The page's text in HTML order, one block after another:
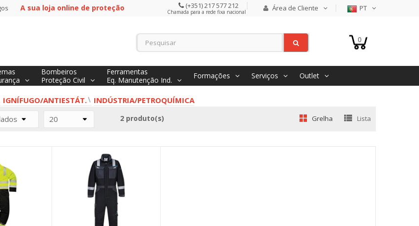
A sua loja online de proteção (+351) 217 577 212
Chamada para a rede fixa nacional Área de Cliente PT
0
Bombeiros
Proteção Civil
Ferramentas
Eq. Manutenção Ind.
Formações Serviços Outlet
IGNÍFUGO/ANTIESTÁT.
INDÚSTRIA/PETROQUÍMICA
20 2 produto(s) Grelha Lista